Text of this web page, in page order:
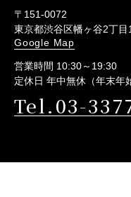
〒151-0072
東京都渋谷区幡ヶ谷2丁
Google Map
営業時間 10:30～19:30
定休日 年中無休（年末年
Tel.03-